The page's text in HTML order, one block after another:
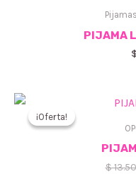
PIJAMA
¡Oferta!
¡Oferta!
$